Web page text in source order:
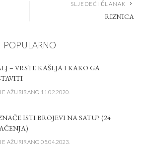
SLJEDEĆI ČLANAK
RIZNICA
POPULARNO
– VRSTE KAŠLJA I KAKO GA
AŽURIRANO 11.02.2020.
ISTI BROJEVI NA SATU? (24
AŽURIRANO 05.04.2023.